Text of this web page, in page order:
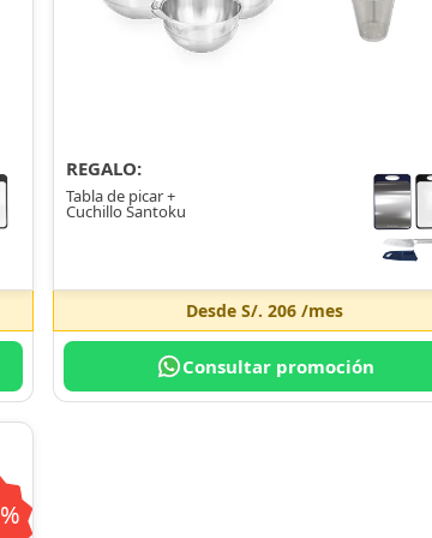
REGALO:
Tabla de picar +
Cuchillo Santoku
DesdeS/. 206 /mes
Consultar promoción
%